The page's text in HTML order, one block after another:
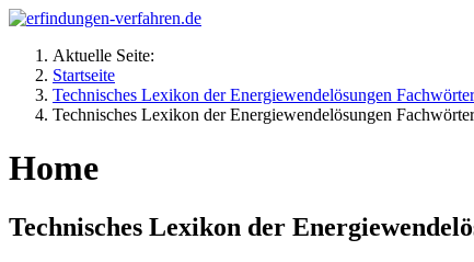
Aktuelle Seite:
Startseite
Technisches Lexikon der Energiewendelösungen
Technisches Lexikon der Energiewendelösungen
Home
Technisches Lexikon der